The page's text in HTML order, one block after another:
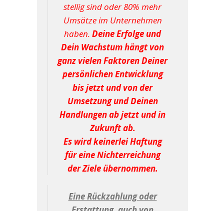
stellig sind oder 80% mehr
Umsätze im Unternehmen
haben. Deine Erfolge und
Dein Wachstum hängt von
ganz vielen Faktoren Deiner
persönlichen Entwicklung
bis jetzt und von der
Umsetzung und Deinen
Handlungen ab jetzt und in
Zukunft ab.
Es wird keinerlei Haftung
für eine Nichterreichung
der Ziele übernommen.
Eine Rückzahlung oder